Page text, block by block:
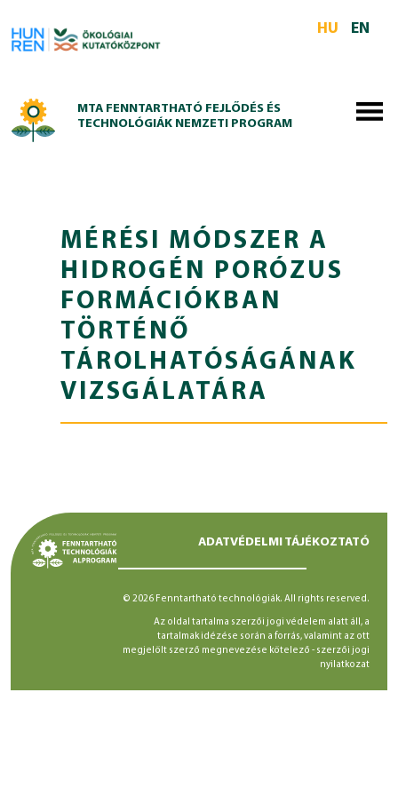
HU
EN
MTA FENNTARTHATÓ FEJLŐDÉS ÉS
TECHNOLÓGIÁK NEMZETI PROGRAM
MÉRÉSI MÓDSZER A
HIDROGÉN PORÓZUS
FORMÁCIÓKBAN
TÖRTÉNŐ
TÁROLHATÓSÁGÁNAK
VIZSGÁLATÁRA
ADATVÉDELMI TÁJÉKOZTATÓ
© 2026 Fenntartható technológiák. All rights reserved.
Az oldal tartalma szerzői jogi védelem alatt áll, a
tartalmak idézése során a forrás, valamint az ott
megjelölt szerző megnevezése kötelező - szerzői jogi
nyilatkozat